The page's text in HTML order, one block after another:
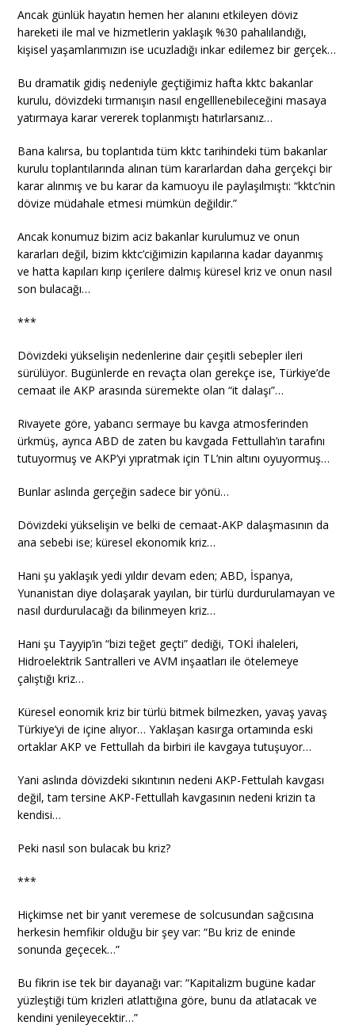
Ancak günlük hayatın hemen her alanını etkileyen döviz
hareketi ile mal ve hizmetlerin yaklaşık %30 pahalılandığı,
kişisel yaşamlarımızın ise ucuzladığı inkar edilemez bir gerçek…
Bu dramatik gidiş nedeniyle geçtiğimiz hafta kktc bakanlar
kurulu, dövizdeki tırmanışın nasıl engelllenebileceğini masaya
yatırmaya karar vererek toplanmıştı hatırlarsanız…
Bana kalırsa, bu toplantıda tüm kktc tarihindeki tüm bakanlar
kurulu toplantılarında alınan tüm kararlardan daha gerçekçi bir
karar alınmış ve bu karar da kamuoyu ile paylaşılmıştı: “kktc’nin
dövize müdahale etmesi mümkün değildir.”
Ancak konumuz bizim aciz bakanlar kurulumuz ve onun
kararları değil, bizim kktc’ciğimizin kapılarına kadar dayanmış
ve hatta kapıları kırıp içerilere dalmış küresel kriz ve onun nasıl
son bulacağı…
***
Dövizdeki yükselişin nedenlerine dair çeşitli sebepler ileri
sürülüyor. Bugünlerde en revaçta olan gerekçe ise, Türkiye’de
cemaat ile AKP arasında süremekte olan “it dalaşı”…
Rivayete göre, yabancı sermaye bu kavga atmosferinden
ürkmüş, ayrıca ABD de zaten bu kavgada Fettullah’ın tarafını
tutuyormuş ve AKP’yi yıpratmak için TL’nin altını oyuyormuş…
Bunlar aslında gerçeğin sadece bir yönü…
Dövizdeki yükselişin ve belki de cemaat-AKP dalaşmasının da
ana sebebi ise; küresel ekonomik kriz…
Hani şu yaklaşık yedi yıldır devam eden; ABD, İspanya,
Yunanistan diye dolaşarak yayılan, bir türlü durdurulamayan ve
nasıl durdurulacağı da bilinmeyen kriz…
Hani şu Tayyip’in “bizi teğet geçti” dediği, TOKİ ihaleleri,
Hidroelektrik Santralleri ve AVM inşaatları ile ötelemeye
çalıştığı kriz…
Küresel eonomik kriz bir türlü bitmek bilmezken, yavaş yavaş
Türkiye’yi de içine alıyor… Yaklaşan kasırga ortamında eski
ortaklar AKP ve Fettullah da birbiri ile kavgaya tutuşuyor…
Yani aslında dövizdeki sıkıntının nedeni AKP-Fettulah kavgası
değil, tam tersine AKP-Fettullah kavgasının nedeni krizin ta
kendisi…
Peki nasıl son bulacak bu kriz?
***
Hiçkimse net bir yanıt veremese de solcusundan sağcısına
herkesin hemfikir olduğu bir şey var: “Bu kriz de eninde
sonunda geçecek…”
Bu fikrin ise tek bir dayanağı var: “Kapitalizm bugüne kadar
yüzleştiği tüm krizleri atlattığına göre, bunu da atlatacak ve
kendini yenileyecektir…”